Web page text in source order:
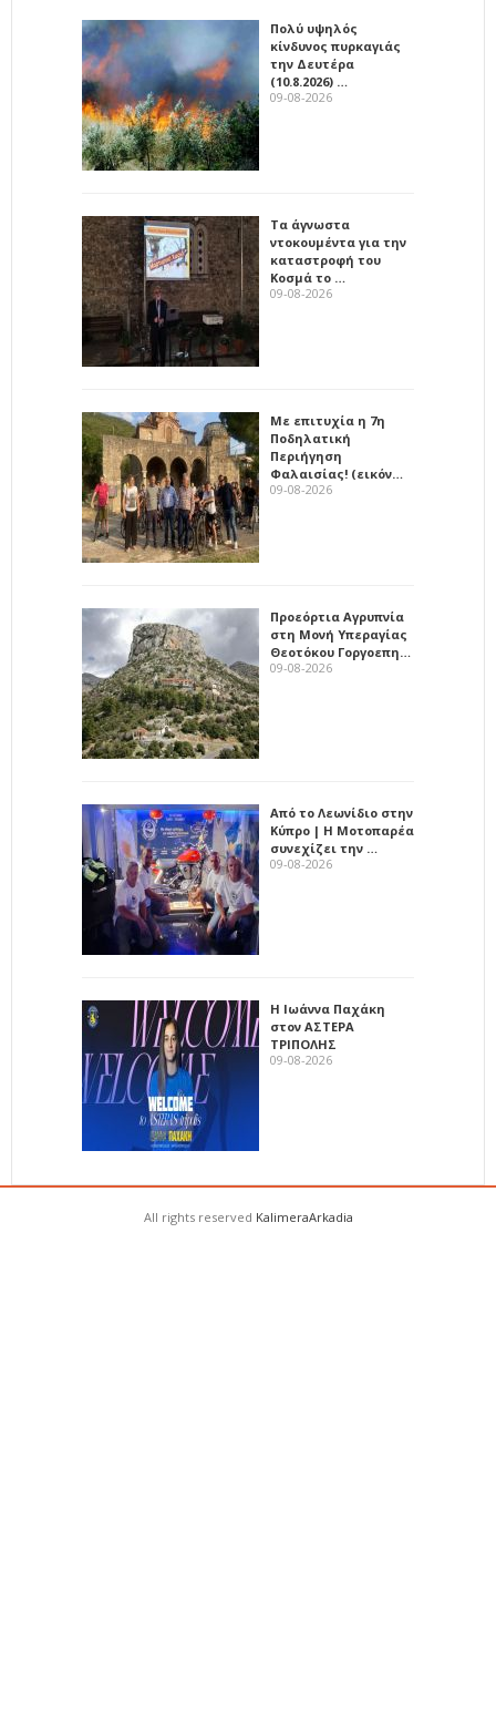
Πολύ υψηλός
κίνδυνος πυρκαγιάς
την Δευτέρα
(10.8.2026) …
09-08-2026
Τα άγνωστα
ντοκουμέντα για την
καταστροφή του
Κοσμά το …
09-08-2026
Με επιτυχία η 7η
Ποδηλατική
Περιήγηση
Φαλαισίας! (εικόν…
09-08-2026
Προεόρτια Αγρυπνία
στη Μονή Υπεραγίας
Θεοτόκου Γοργοεπη…
09-08-2026
Από το Λεωνίδιο στην
Κύπρο | Η Μοτοπαρέα
συνεχίζει την …
09-08-2026
Η Ιωάννα Παχάκη
στον ΑΣΤΕΡΑ
ΤΡΙΠΟΛΗΣ
09-08-2026
All rights reserved KalimeraArkadia